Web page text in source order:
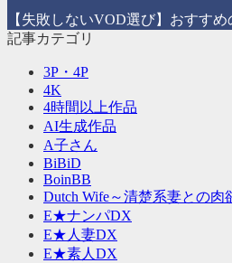
【失敗しないVOD選び】おすす
記事カテゴリ
3P・4P
4K
4時間以上作品
AI生成作品
A子さん
BiBiD
BoinBB
Dutch Wife～清楚系妻との肉
E★ナンパDX
E★人妻DX
E★素人DX